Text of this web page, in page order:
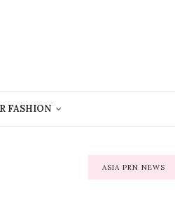
FASHION
ASIA PRN NEWS